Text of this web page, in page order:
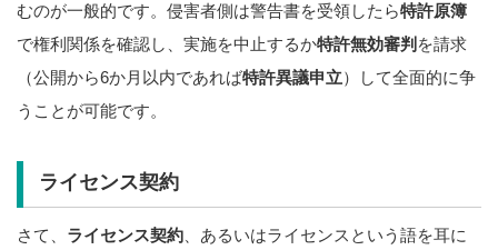
むのが一般的です。侵害者側は警告書を受領したら特許原簿
で権利関係を確認し、実施を中止するか特許無効審判 を請求
（公開から6か月以内であれば特許異議申立）して全面的に争
うことが可能です。
ライセンス契約
さて、 ライセンス契約 、あるいはライセンスという語を耳に